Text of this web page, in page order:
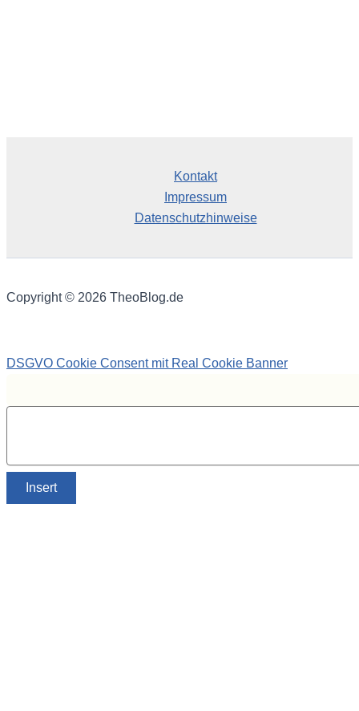
Kontakt
Impressum
Datenschutzhinweise
Copyright © 2026 TheoBlog.de
DSGVO Cookie Consent mit Real Cookie Banner
Insert